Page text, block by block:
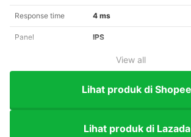
Response time 4 ms
Panel IPS
View all
Lihat produk di Shopee
Lihat produk di Lazada